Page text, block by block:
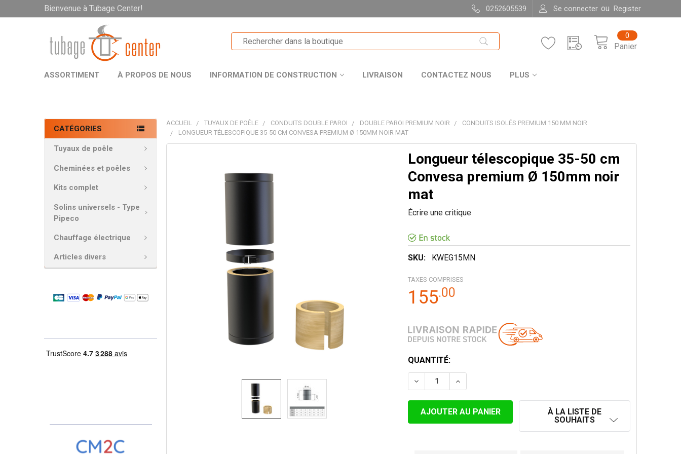
Bienvenue à Tubage Center! 0252605539 Se connecter ou Register
Panier
0
ASSORTIMENT À PROPOS DE NOUS INFORMATION DE CONSTRUCTION LIVRAISON CONTACTEZ NOUS PLUS
CATÉGORIES
Tuyaux de poêle
Cheminées et poêles
Kits complet
Solins universels - Type
Pipeco
Chauffage électrique
Articles divers
ACCUEIL TUYAUX DE POÊLE CONDUITS DOUBLE PAROI DOUBLE PAROI PREMIUM NOIR
CONDUITS ISOLÉS PREMIUM 150 MM NOIR
LONGUEUR TÉLESCOPIQUE 35-50 CM CONVESA PREMIUM Ø 150MM NOIR MAT
Longueur télescopique 35-50 cm
Convesa premium Ø 150mm noir
mat
Écrire une critique
SKU: KWEG15MN
TAXES COMPRISES
155.00
STOCK
ACTUEL:
QUANTITÉ:
DIMINUER LA QUANTITÉ DE LONGUEUR TÉLESCOPIQUE 35-50 CM
AUGMENTER LA QUANTITÉ DE LONGUEUR
À LA LISTE DE
SOUHAITS